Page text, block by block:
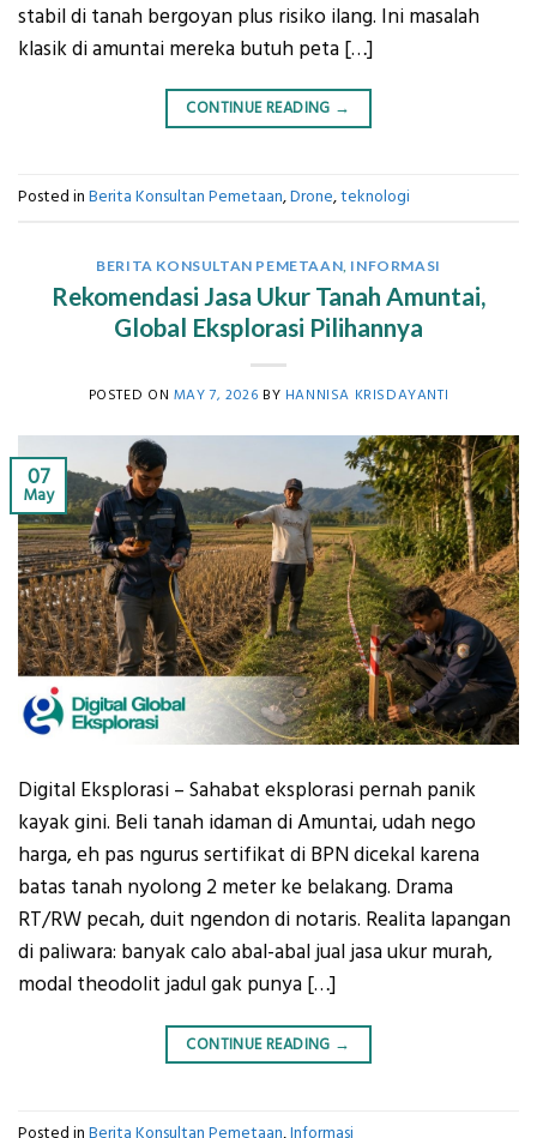
stabil di tanah bergoyan plus risiko ilang. Ini masalah
klasik di amuntai mereka butuh peta […]
CONTINUE READING →
Posted in Berita Konsultan Pemetaan,Drone,teknologi
BERITA KONSULTAN PEMETAAN INFORMASI
Rekomendasi Jasa Ukur Tanah Amuntai,
Global Eksplorasi Pilihannya
POSTED ON MAY 7, 2026 BY HANNISA KRISDAYANTI
07
May
Digital Eksplorasi – Sahabat eksplorasi pernah panik
kayak gini. Beli tanah idaman di Amuntai, udah nego
harga, eh pas ngurus sertifikat di BPN dicekal karena
batas tanah nyolong 2 meter ke belakang. Drama
RT/RW pecah, duit ngendon di notaris. Realita lapangan
di paliwara: banyak calo abal-abal jual jasa ukur murah,
modal theodolit jadul gak punya […]
CONTINUE READING →